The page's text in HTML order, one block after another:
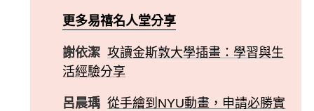
更多易禧名人堂分享
謝依潔 攻讀金斯敦大學插畫：學習與生
活經驗分享
呂晨瑀 從手繪到NYU動畫，申請必勝實